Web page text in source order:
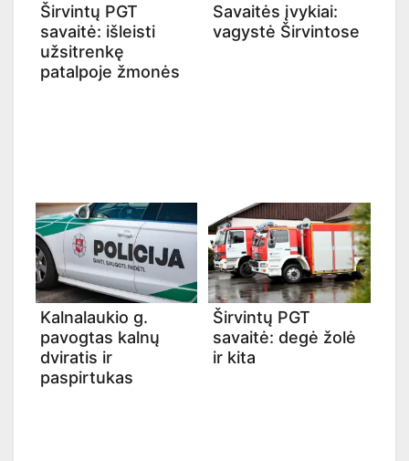
Širvintų PGT
savaitė: išleisti
užsitrenkę
patalpoje žmonės
Savaitės įvykiai:
vagystė Širvintose
Kalnalaukio g.
pavogtas kalnų
dviratis ir
paspirtukas
Širvintų PGT
savaitė: degė žolė
ir kita